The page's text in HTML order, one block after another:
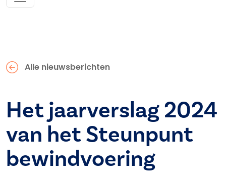
Alle nieuwsberichten
Het jaarverslag 2024
van het Steunpunt
bewindvoering